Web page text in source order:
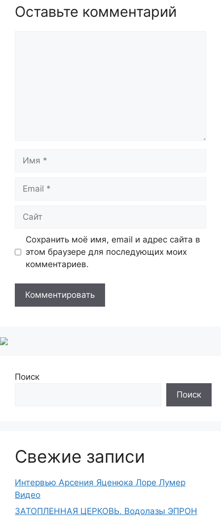
Оставьте комментарий
Имя
Email
Сайт
Сохранить моё имя, email и адрес сайта в
этом браузере для последующих моих
комментариев.
Поиск
Поиск
Свежие записи
Интервью Арсения Яценюка Лоре Лумер
Видео
ЗАТОПЛЕННАЯ ЦЕРКОВЬ. Водолазы ЭПРОН